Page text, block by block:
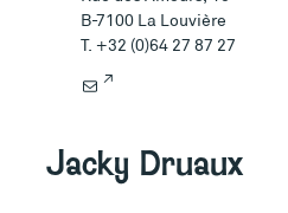
B-7100 La Louvière
T. +32 (0)64 27 87 27
E-mail
Jacky Druaux